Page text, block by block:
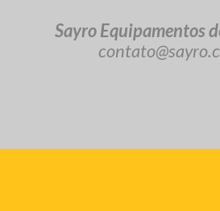
Sayro Equipamentos